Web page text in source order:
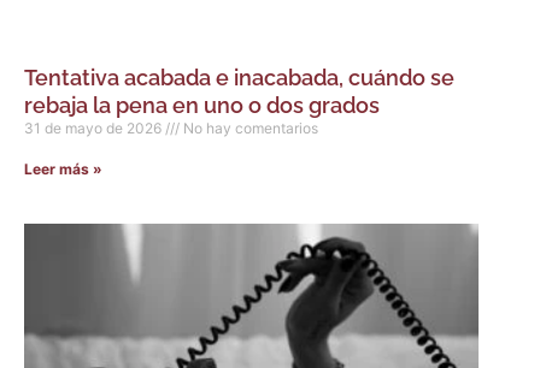
Tentativa acabada e inacabada, cuándo se
rebaja la pena en uno o dos grados
31 de mayo de 2026 No hay comentarios
Leer más »